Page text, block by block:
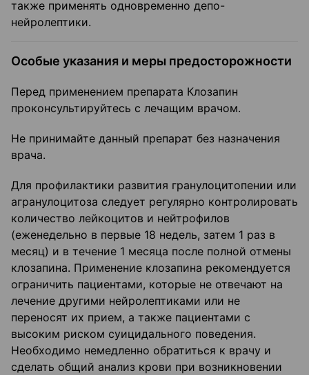
также применять одновременно депо-
нейролептики.
Особые указания и меры предосторожности
Перед применением препарата Клозапин
проконсультируйтесь с лечащим врачом.
Не принимайте данный препарат без назначения
врача.
Для профилактики развития гранулоцитопении или
агранулоцитоза следует регулярно контролировать
количество лейкоцитов и нейтрофилов
(еженедельно в первые 18 недель, затем 1 раз в
месяц) и в течение 1 месяца после полной отмены
клозапина. Применение клозапина рекомендуется
ограничить пациентами, которые не отвечают на
лечение другими нейролептиками или не
переносят их прием, а также пациентами с
высоким риском суицидального поведения.
Необходимо немедленно обратиться к врачу и
сделать общий анализ крови при возникновении